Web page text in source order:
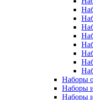
Наборы
Наборы
Наборы